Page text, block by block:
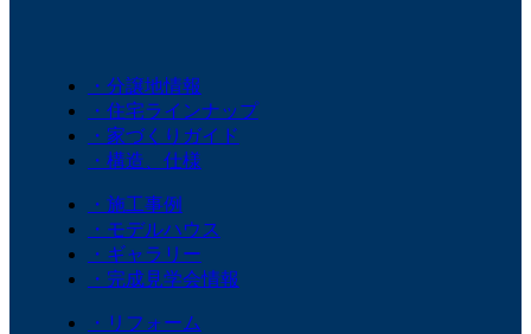
・分譲地情報
・住宅ラインナップ
・家づくりガイド
・構造、仕様
・施工事例
・モデルハウス
・ギャラリー
・完成見学会情報
・リフォーム